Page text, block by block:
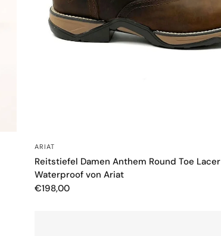
ARIAT
Reitstiefel Damen Anthem Round Toe Lacer
Waterproof von Ariat
€198,00